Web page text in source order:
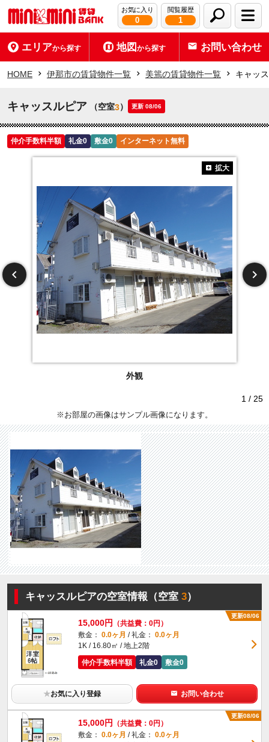
お気に入り
0
閲覧履歴
1
エリアから探す 地図から探す お問い合わせ
HOME 伊那市の賃貸物件一覧 美篶の賃貸物件一覧 キャッ
キャッスルピア （空室3） 更新 08/06
仲介手数料半額 礼金0 敷金0 インターネット無料
外観
拡大
1 / 25
※お部屋の画像はサンプル画像になります。
キャッスルピアの空室情報（空室3）
更新08/06
15,000円
（共益費：0円）
敷金： 0.0ヶ月 / 礼金： 0.0ヶ月
1K / 16.80㎡ / 地上2階
仲介手数料半額
礼金0 敷金0
★お気に入り登録 お問い合わせ
更新08/06
15,000円
（共益費：0円）
敷金： 0.0ヶ月 / 礼金： 0.0ヶ月